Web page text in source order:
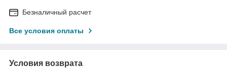
Безналичный расчет
Все условия оплаты
Условия возврата